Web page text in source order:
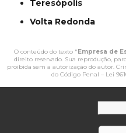
Teresópolis
Volta Redonda
O conteúdo do texto " Empresa de
direito reservado. Sua reprodução,
proibida sem a autorização do autor.
do Código Penal – Lei